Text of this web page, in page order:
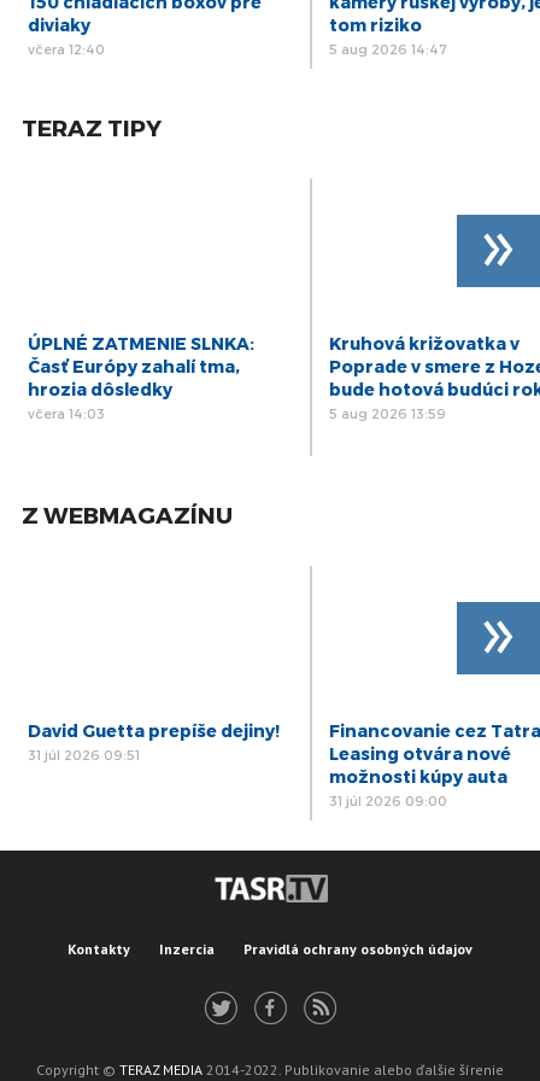
jan
je na konci sveta
SSS oslávil výročia LT a Dotykov, známy je aj
6
NESROVNAL: Vďaka parkovacej politike bude v
diviaky
včera 12:40
tom riziko
5 aug 2026 14:47
TERAZ TIPY
ÚPLNÉ ZATMENIE SLNKA:
Časť Európy zahalí tma,
hrozia dôsledky
včera 14:03
Kruhová križovatka v
Poprade v smere z
bude hotová budúci
5 aug 2026 13:59
»
Z WEBMAGAZÍNU
David Guetta prepíše dejiny!
31 júl 2026 09:51
Financovanie cez Tatra
Leasing otvára nové
možnosti kúpy auta
31 júl 2026 09:00
»
Kontakty Inzercia Pravidlá ochrany osobných údajov
Copyright © TERAZ MEDIA 2014-2022. Publikovanie alebo ďalšie šírenie